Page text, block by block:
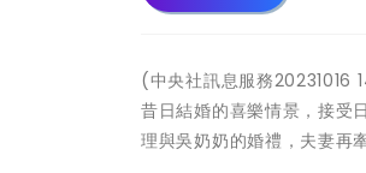
(中央社訊息服務20231016
昔日結婚的喜樂情景，接受
理與吳奶奶的婚禮，夫妻再